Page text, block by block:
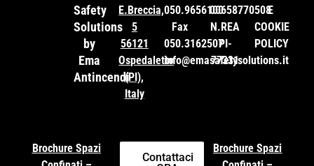
Safety
Solutions
by
Ema
Antincendi
E.Breccia,
5
56121
Ospedaletto
(PI),
Italy
050.9656100
Fax
050.3162507
info@emasafetysolutions.it
00658770508
N.REA
PI-
77331
E
COOKIE
POLICY
Brochure Spazi
Contattaci
Brochure Spazi